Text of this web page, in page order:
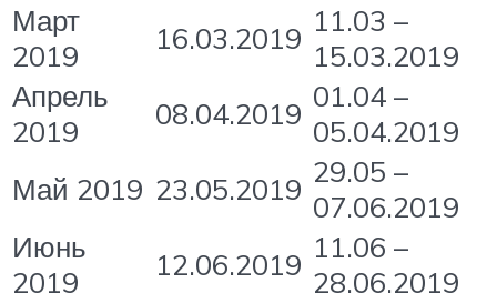
Март
2019
16.03.2019 11.03 –
15.03.2019
Апрель
2019
08.04.2019 01.04 –
05.04.2019
Май 2019 23.05.2019 29.05 –
07.06.2019
Июнь
2019
12.06.2019 11.06 –
28.06.2019